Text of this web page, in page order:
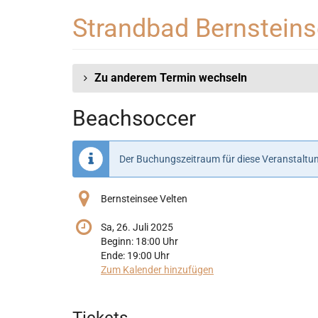
Strandbad
Zu anderem Termin wechseln
Beachsoccer
Der Buchungszeitraum für diese
Bernsteinsee Velten
Sa, 26. Juli 2025
Beginn: 18:00 Uhr
Ende: 19:00 Uhr
Zum Kalender hinzufügen